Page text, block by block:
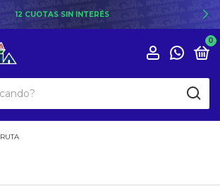
12 CUOTAS SIN INTERÉS
0
RUTA